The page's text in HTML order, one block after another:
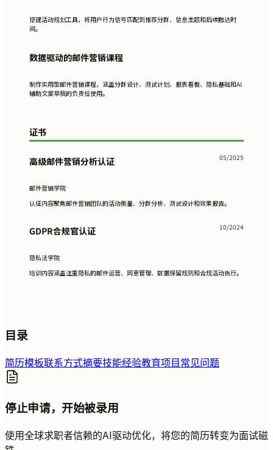
搭建活动规划工具，将用户行为信号匹配到推荐分群、信息主题和后续触达时
间。
数据驱动的邮件营销课程
制作实用型邮件营销课程，涵盖分群设计、测试计划、报表看板、隐私基础和AI
辅助文案草稿的负责任使用。
证书
高级邮件营销分析认证 05/2025
邮件营销学院
认证内容聚焦邮件营销团队的活动衡量、分群分析、测试设计和效果报告。
GDPR合规官认证 10/2024
隐私法学院
培训内容涵盖注重隐私的邮件运营、同意管理、数据保留规则和合规活动执行。
目录
简历模板联系方式摘要技能经验教育项目常见问题
停止申请，开始被录用
使用全球求职者信赖的AI驱动优化，将您的简历转变为面试磁